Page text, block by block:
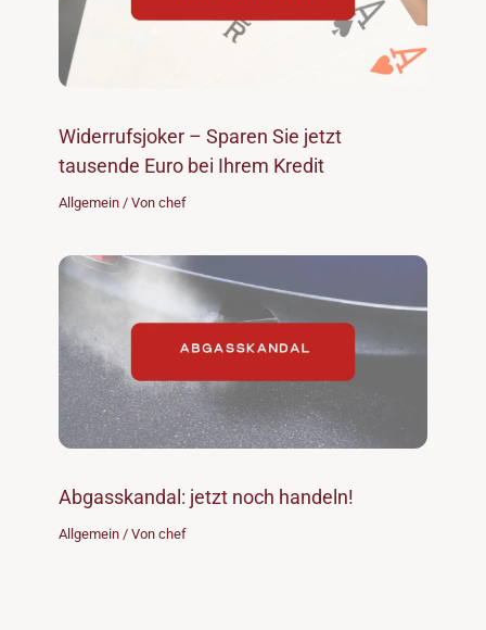
Widerrufsjoker – Sparen Sie jetzt
tausende Euro bei Ihrem Kredit
Allgemein / Vonchef
Abgasskandal: jetzt noch handeln!
Allgemein / Vonchef